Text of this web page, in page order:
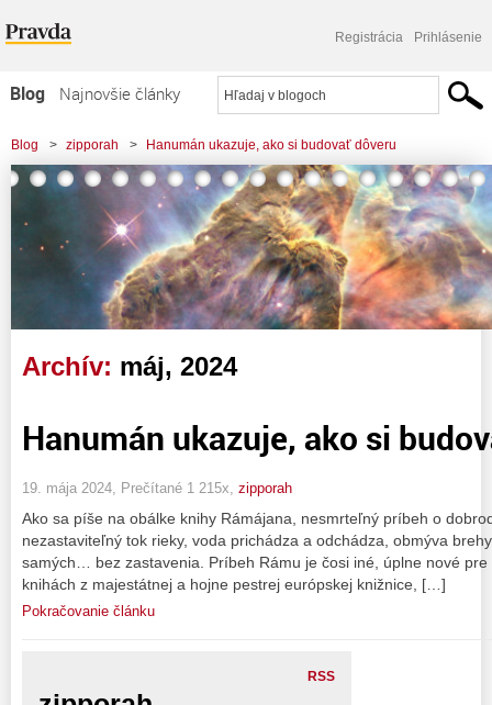
Registrácia Prihlásenie
Blog
Najnovšie články
Najčítanejšie články
Najkomentovanejšie články
Zoznam blogov
Komerčné blogy
Blog > zipporah > Hanumán ukazuje, ako si budovať dôveru
Archív: máj, 2024
Hanumán ukazuje, ako si
19. mája 2024, Prečítané 1 215x, zipporah
Ako sa píše na obálke knihy Rámájana, nesmrteľný príbeh o
nezastaviteľný tok rieky, voda prichádza a odchádza, obmýva
samých… bez zastavenia. Príbeh Rámu je čosi iné, úplne nové
knihách z majestátnej a hojne pestrej európskej knižnice, […]
Pokračovanie článku
RSS